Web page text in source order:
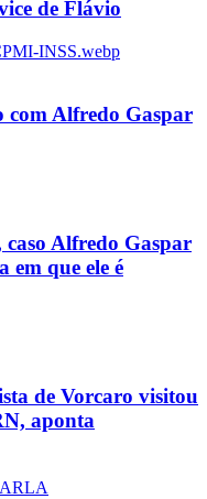
de Flávio
com Alfredo Gaspar
Alfredo Gaspar
em que ele é
de Vorcaro visitou
aponta